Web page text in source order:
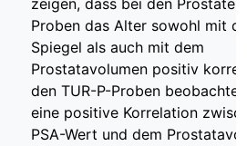
zeigen, dass bei den
Proben das Alter sowohl mit
Spiegel als auch mit dem
Prostatavolumen positiv
den TUR-P-Proben
eine positive Korrelation
PSA-Wert und dem